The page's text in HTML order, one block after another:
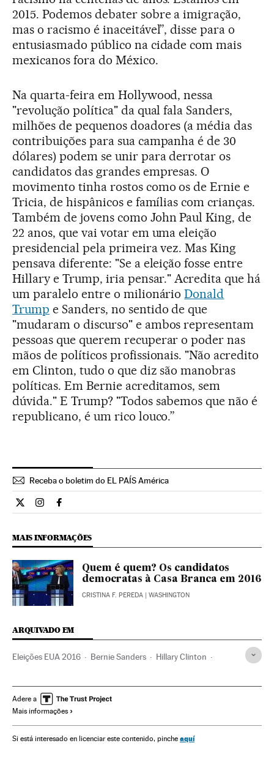
2015. Podemos debater sobre a imigração,
mas o racismo é inaceitável”, disse para o
entusiasmado público na cidade com mais
mexicanos fora do México.
Na quarta-feira em Hollywood, nessa
"revolução política" da qual fala Sanders,
milhões de pequenos doadores (a média das
contribuições para sua campanha é de 30
dólares) podem se unir para derrotar os
candidatos das grandes empresas. O
movimento tinha rostos como os de Ernie e
Tricia, de hispânicos e famílias com crianças.
Também de jovens como John Paul King, de
22 anos, que vai votar em uma eleição
presidencial pela primeira vez. Mas King
pensava diferente: "Se a eleição fosse entre
Hillary e Trump, iria pensar." Acredita que há
um paralelo entre o milionárioDonald
Trump e Sanders, no sentido de que
"mudaram o discurso" e ambos representam
pessoas que querem recuperar o poder nas
mãos de políticos profissionais. "Não acredito
em Clinton, tudo o que diz são manobras
políticas. Em Bernie acreditamos, sem
dúvida." E Trump? "Todos sabemos que não é
republicano, é um rico louco.”
Receba o boletim do EL PAÍS América
Internacional El País Brasil en Twitter
Internacional El País Brasil en Instagram
Internacional El País Brasil en Facebook
MAIS INFORMAÇÕES
Quem é quem? Os candidatos
democratas à Casa Branca em 2016
CRISTINA F. PEREDA | WASHINGTON
ARQUIVADO EM
Eleições EUA 2016 Bernie Sanders Hillary Clinton
Partido Democrata EUA Partido Republicano EUA
Eleições EUA
Eleições Partidos políticos Política Estados Unidos
Adere a
Mais informações
Si está interesado en licenciar este contenido, pinche aquí